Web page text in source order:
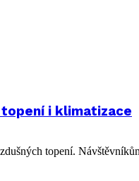
i klimatizace
topení.